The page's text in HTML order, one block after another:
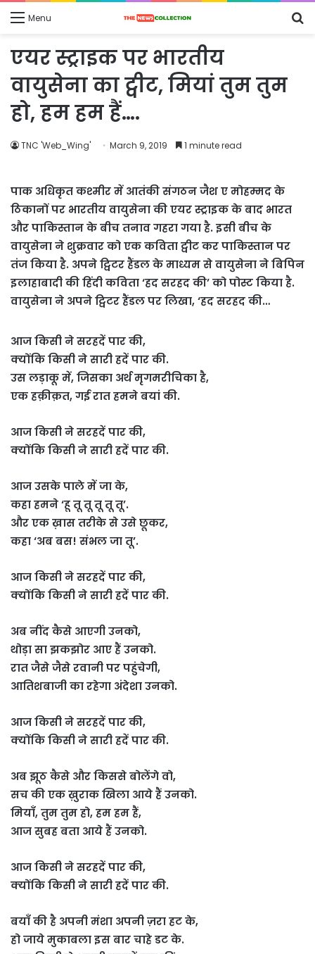
Menu
एयर स्ट्राइक पर भारतीय
वायुसेना का ट्वीट, मियां तुम तुम
हो, हम हम हैं….
TNC 'Web_Wing' March 9, 2019 1 minute read
पाक अधिकृत कश्मीर में आतंकी संगठन जैश ए मोहम्मद के
ठिकानों पर भारतीय वायुसेना की एयर स्‍ट्राइक के बाद भारत
और पाकिस्तान के बीच तनाव गहरा गया है. इसी बीच के
वायुसेना ने शुक्रवार को एक कविता ट्वीट कर पाकिस्तान पर
तंज किया है. अपने ट्विटर हैंडल के माध्यम से वायुसेना ने बिपिन
इलाहाबादी की हिंदी कविता ‘हद सरहद की’ को पोस्ट किया है.
वायुसेना ने अपने ट्विटर हैंडल पर लिखा, ‘हद सरहद की…
आज किसी ने सरहदें पार की,
क्योंकि किसी ने सारी हदें पार की.
उस लड़ाकू में, जिसका अर्थ मृगमरीचिका है,
एक हक़ीक़त, गई रात हमने बयां की.
आज किसी ने सरहदें पार की,
क्योंकि किसी ने सारी हदें पार की.
आज उसके पाले में जा के,
कहा हमने ‘हू तू तू तू तू तू’.
और एक ख़ास तरीके से उसे छूकर,
कहा ‘अब बस! संभल जा तू’.
आज किसी ने सरहदें पार की,
क्योंकि किसी ने सारी हदें पार की.
अब नींद कैसे आएगी उनको,
थोड़ा सा झकझोर आए हैं उनको.
रात जैसे जैसे रवानी पर पहुंचेगी,
आतिशबाजी का रहेगा अंदेशा उनको.
आज किसी ने सरहदें पार की,
क्योंकि किसी ने सारी हदें पार की.
अब झूठ कैसे और किससे बोलेंगे वो,
सच की एक ख़ुराक खिला आये हैं उनको.
मियाँ, तुम तुम हो, हम हम हैं,
आज सुबह बता आये हैं उनको.
आज किसी ने सरहदें पार की,
क्योंकि किसी ने सारी हदें पार की.
बयाँ की है अपनी मंशा अपनी ज़रा हट के,
हो जाये मुकाबला इस बार चाहे डट के.